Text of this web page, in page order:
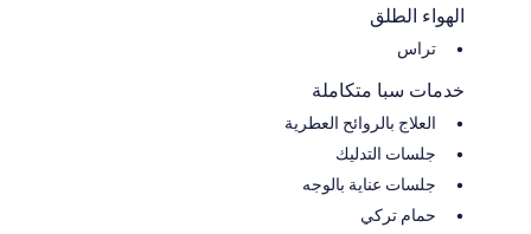
الهواء الطلق
تراس
خدمات سبا متكاملة
العلاج بالروائح العطرية
جلسات التدليك
جلسات عناية بالوجه
حمام تركي